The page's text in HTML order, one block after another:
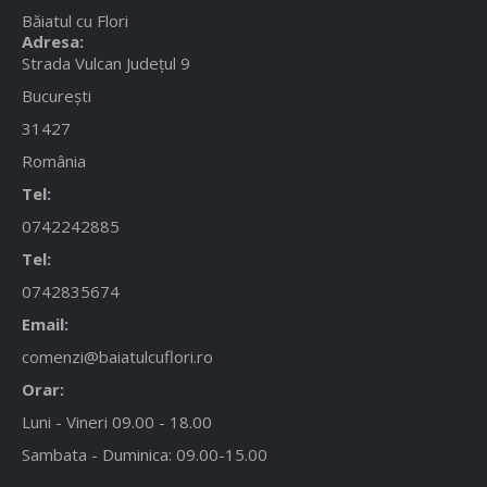
Băiatul cu Flori
Adresa:
Strada Vulcan Județul 9
București
31427
România
Tel:
0742242885
Tel:
0742835674
Email:
comenzi@baiatulcuflori.ro
Orar:
Luni - Vineri 09.00 - 18.00
Sambata - Duminica: 09.00-15.00